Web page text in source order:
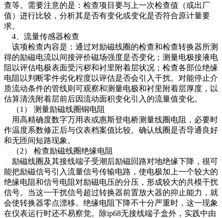
查等。需要注意的是：检查项目要与上一次检查值（或出厂
值）进行比较，分析其是否有变化或变化是否符合原计量要
求。
4、流量传感器检查
该项检查内容是：通过对励磁线圈的检查和检查转换器所测
得的励磁电流以间接评价磁场强度是否变化；测量电极接液电
阻以评估电极表面受污秽和衬里附着层状况；检查各部位绝缘
电阻以判断零件劣化程度以评估是否会引入干扰。对能停止介
质流动条件的管线则可观察和测量电极和衬里附着层厚度，以
估算清洗附着层前后因流动面积变化引入的流量值变化。
（1） 测量励磁线圈铜电阻
用高精确度数字万用表或惠斯登电桥测量线圈电阻，必要时
作温度系数修正后与仪表档案值比较。确认线圈是否导通良好
和无匝间短路现象。
（2） 检查励磁线圈绝缘电阻
励磁线圈及其接线端子受潮后励磁回路对地绝缘下降，很可
能把励磁信号引入流量信号传输电路，使电极加上一个较大的
绝缘电阻和信号电阻对励磁电压的分压，形成较大的共模干扰
信号。当这一干扰信号超过转换器前置放大器的抑止能力，就
会使转换器零点漂移。绝缘电阻下降不十分严重时，这一现象
在仪表运行时还不易察觉。除ip68无接线端子盒外，实践中由